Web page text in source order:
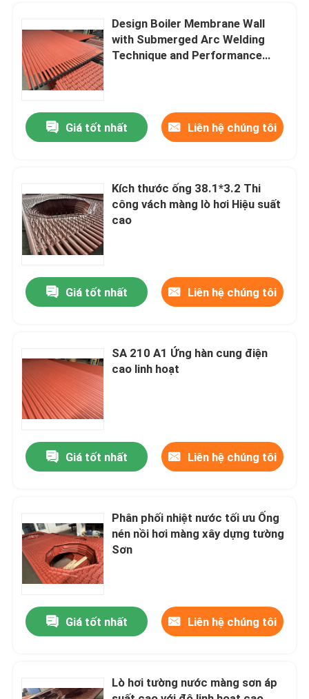
Nhà
Về chúng tôi
Kiểm soát chất lượng
Liên hệ với chúng tôi
Các bộ phận phụ tùng nồi hơi
Bức tường màng nồi hơi
nồi hơi vây ống
Design Boiler Membrane Wall
with Submerged Arc Welding
Technique and Performance
Giá tốt nhất Liên hệ chúng tôi
Kích thước ống 38.1*3.2 Thi
công vách màng lò hơi Hiệu suất
cao
Giá tốt nhất Liên hệ chúng tôi
SA 210 A1 Ứng hàn cung điện
cao linh hoạt
Giá tốt nhất Liên hệ chúng tôi
Phân phối nhiệt nước tối ưu Ống
nén nồi hơi màng xây dựng tường
Sơn
Giá tốt nhất Liên hệ chúng tôi
Lò hơi tường nước màng sơn áp